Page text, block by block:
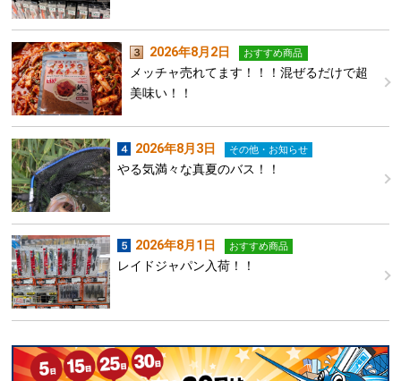
2026年8月2日 おすすめ商品
メッチャ売れてます！！！混ぜるだけで超
美味い！！
2026年8月3日 その他・お知らせ
やる気満々な真夏のバス！！
2026年8月1日 おすすめ商品
レイドジャパン入荷！！